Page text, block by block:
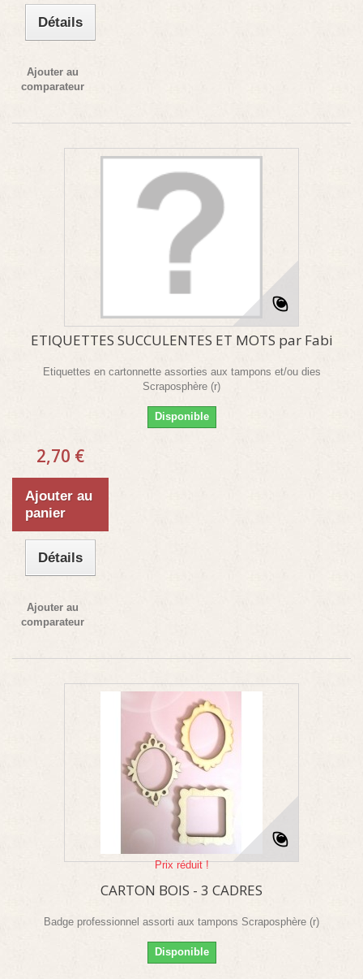
Détails
Ajouter au
comparateur
ETIQUETTES SUCCULENTES ET MOTS par Fabi
Etiquettes en cartonnette assorties aux tampons et/ou dies
Scraposphère (r)
Disponible
2,70 €
Ajouter au
panier
Détails
Ajouter au
comparateur
Prix réduit !
CARTON BOIS - 3 CADRES
Badge professionnel assorti aux tampons Scraposphère (r)
Disponible